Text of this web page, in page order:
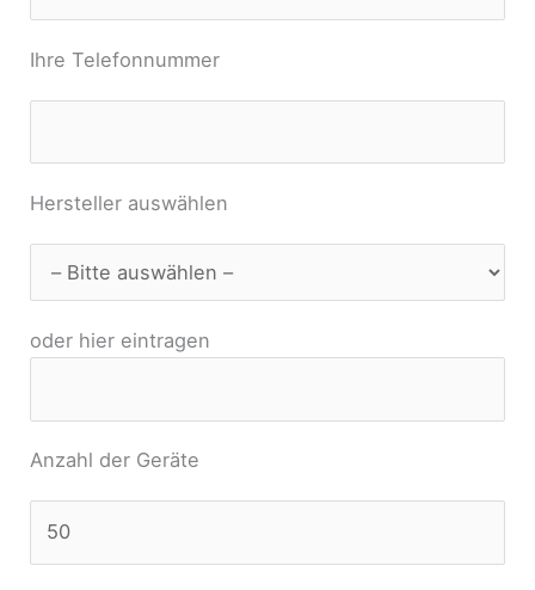
Ihre Telefonnummer
Hersteller auswählen
oder hier eintragen
Anzahl der Geräte